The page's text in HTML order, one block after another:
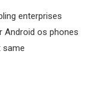
enterprises
os phones
same